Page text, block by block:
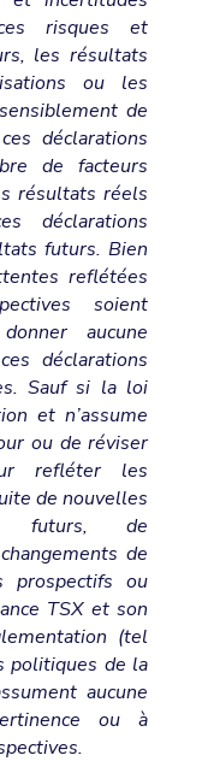
risques et
les résultats
ou les
de
déclarations
de facteurs
résultats réels
déclarations
futurs. Bien
reflétées
soient
aucune
déclarations
Sauf si la loi
et n’assume
ou de réviser
refléter les
de nouvelles
futurs, de
de
prospectifs ou
TSX et son
(tel
politiques de la
aucune
ou à